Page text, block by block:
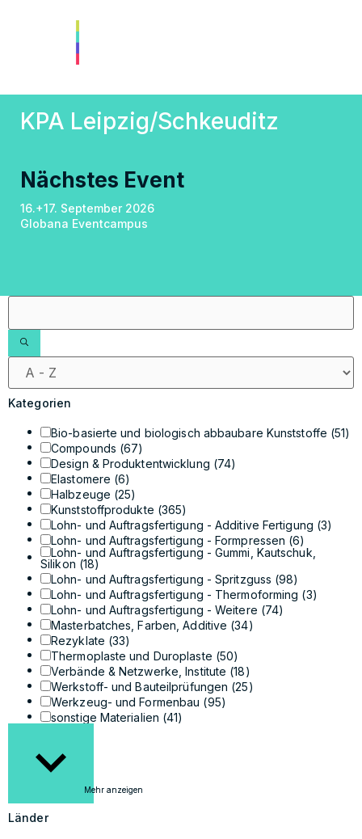
KPA Leipzig/Schkeuditz
Nächstes Event
16.+17. September 2026
Globana Eventcampus
Kategorien
Bio-basierte und biologisch abbaubare Kunststoffe (51)
Compounds (67)
Design & Produktentwicklung (74)
Elastomere (6)
Halbzeuge (25)
Kunststoffprodukte (365)
Lohn- und Auftragsfertigung - Additive Fertigung (3)
Lohn- und Auftragsfertigung - Formpressen (6)
Lohn- und Auftragsfertigung - Gummi, Kautschuk,
Silikon (18)
Lohn- und Auftragsfertigung - Spritzguss (98)
Lohn- und Auftragsfertigung - Thermoforming (3)
Lohn- und Auftragsfertigung - Weitere (74)
Masterbatches, Farben, Additive (34)
Rezyklate (33)
Thermoplaste und Duroplaste (50)
Verbände & Netzwerke, Institute (18)
Werkstoff- und Bauteilprüfungen (25)
Werkzeug- und Formenbau (95)
sonstige Materialien (41)
Mehr anzeigen
Länder